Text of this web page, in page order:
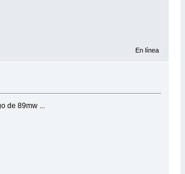
En línea
de 89mw ...